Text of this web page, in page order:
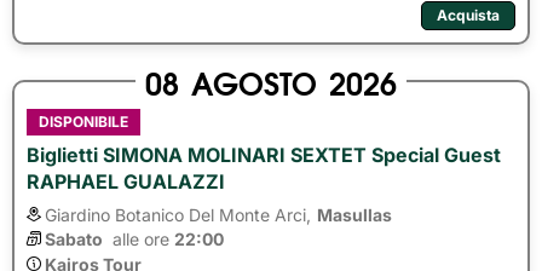
Acquista
08 AGOSTO 2026
DISPONIBILE
Biglietti SIMONA MOLINARI SEXTET Special Guest
RAPHAEL GUALAZZI
Giardino Botanico Del Monte Arci, Masullas
Sabato alle ore 22:00
Kairos Tour